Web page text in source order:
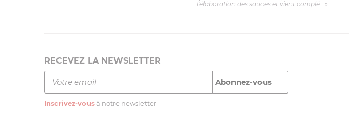
l'élaboration des sauces et vient complé...»
RECEVEZ LA NEWSLETTER
Inscrivez-vous à notre newsletter